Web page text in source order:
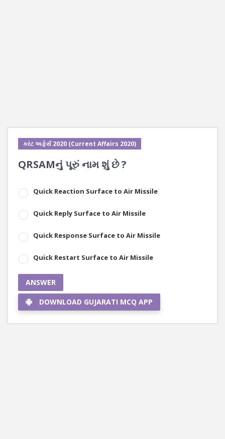
કરંટ અફેર્સ 2020 (Current Affairs 2020)
QRSAMનું પૂરું નામ શું છે ?
Quick Reaction Surface to Air Missile
Quick Reply Surface to Air Missile
Quick Response Surface to Air Missile
Quick Restart Surface to Air Missile
ANSWER
DOWNLOAD GUJARATI MCQ APP